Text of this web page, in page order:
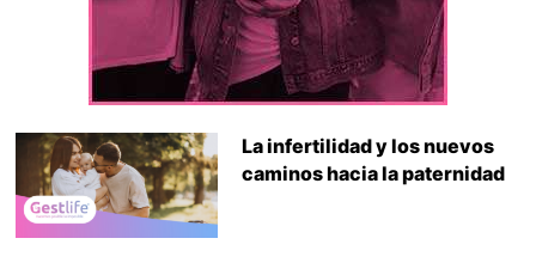
La infertilidad y los nuevos
caminos hacia la paternidad